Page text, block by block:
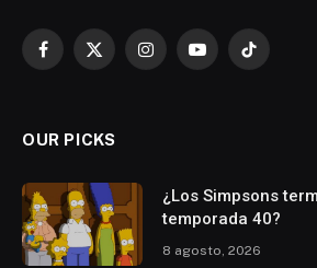
Facebook
X
InstagramYouTubeTikTok
OUR PICKS
¿Los Simpsons
temporada 40?
8 agosto, 2026